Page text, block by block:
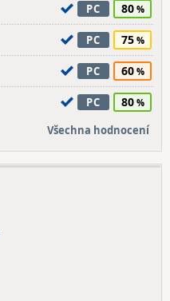
PC 80
PC 75
PC 60
PC 80
Všechna hodnocení